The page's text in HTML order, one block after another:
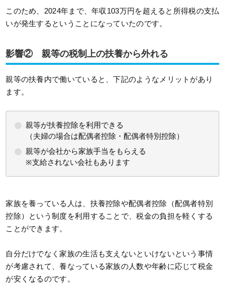
このため、2024年まで、年収103万円を超えると所得税の支払
いが発生するということになっていたのです。
影響② 親等の税制上の扶養から外れる
親等の扶養内で働いていると、下記のようなメリットがあり
ます。
親等が扶養控除を利用できる
（夫婦の場合は配偶者控除・配偶者特別控除）
親等が会社から家族手当をもらえる
※支給されない会社もあります
家族を養っている人は、扶養控除や配偶者控除（配偶者特別
控除）という制度を利用することで、税金の負担を軽くする
ことができます。
自分だけでなく家族の生活も支えないといけないという事情
が考慮されて、養なっている家族の人数や年齢に応じて税金
が安くなるのです。